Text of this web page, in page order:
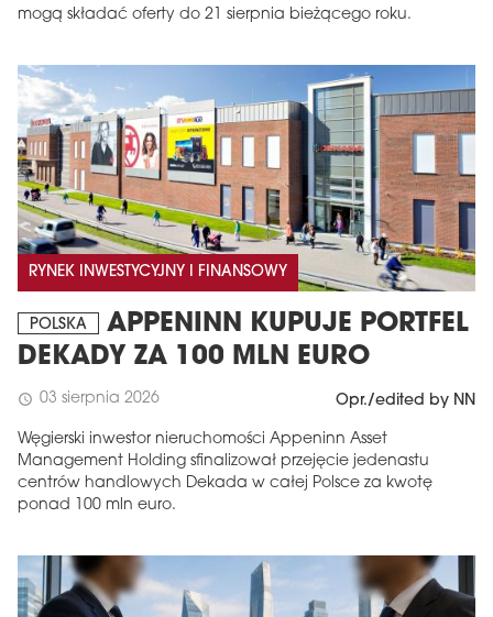
mogą składać oferty do 21 sierpnia bieżącego roku.
RYNEK INWESTYCYJNY I FINANSOWY
POLSKA
APPENINN KUPUJE PORTFEL
DEKADY ZA 100 MLN EURO
schedule 03 sierpnia 2026 Opr./edited by NN
Węgierski inwestor nieruchomości Appeninn Asset
Management Holding sfinalizował przejęcie jedenastu
centrów handlowych Dekada w całej Polsce za kwotę
ponad 100 mln euro.